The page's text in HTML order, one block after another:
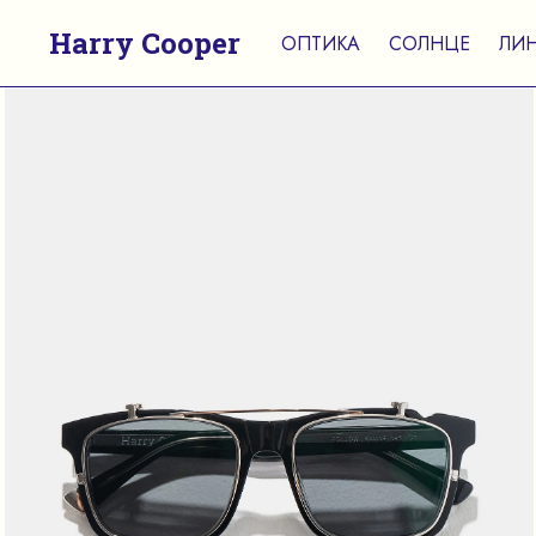
Harry Cooper ОПТИКА СОЛНЦЕ